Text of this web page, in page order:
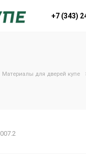
+7 (343)
Материалы для дверей купе
007.2